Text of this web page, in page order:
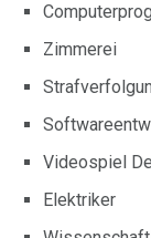
Zimmerei
Videospiel
Elektriker